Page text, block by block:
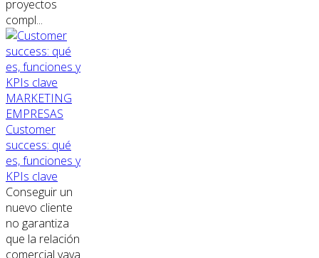
proyectos
compl...
MARKETING
EMPRESAS
Customer
success: qué
es, funciones y
KPIs clave
Conseguir un
nuevo cliente
no garantiza
que la relación
comercial vaya